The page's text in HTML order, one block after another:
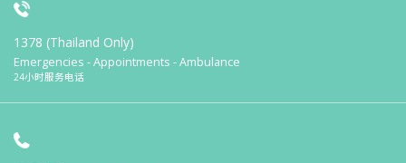
1378 (Thailand Only)
Emergencies - Appointments - Ambulance
24小时服务电话